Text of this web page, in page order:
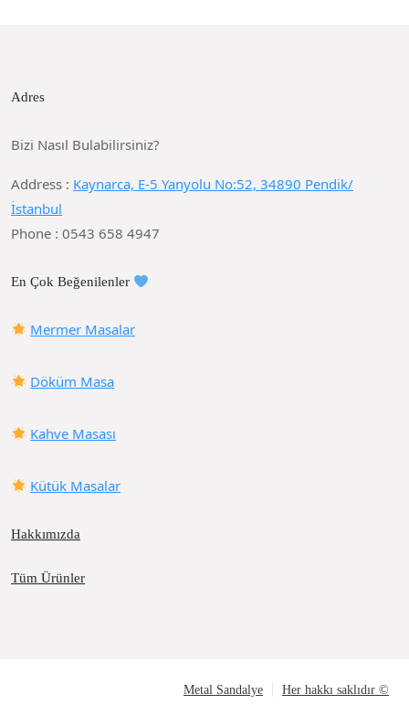
Adres
Bizi Nasıl Bulabilirsiniz?
Address : Kaynarca, E-5 Yanyolu No:52, 34890 Pendik/
İstanbul
Phone : 0543 658 4947
En Çok Beğenilenler
Mermer Masalar
Döküm Masa
Kahve Masası
Kütük Masalar
Hakkımızda
Tüm Ürünler
Metal Sandalye Her hakkı saklıdır ©